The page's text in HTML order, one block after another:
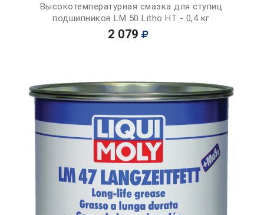
Высокотемпературная смазка для ступиц
подшипников LM 50 Litho HT - 0,4 кг
2 079